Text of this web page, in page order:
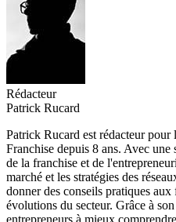
Rédacteur
Patrick Rucard
Patrick Rucard est rédacteur pour
Franchise depuis 8 ans. Avec
de la franchise et de
marché et les stratégies des
donner des conseils pratiques
évolutions du secteur. Grâce à